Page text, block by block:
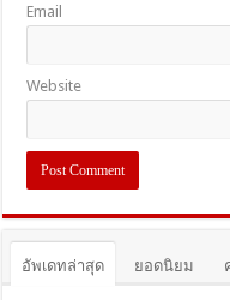
Email
Website
อัพเดทล่าสุด ยอดนิยม